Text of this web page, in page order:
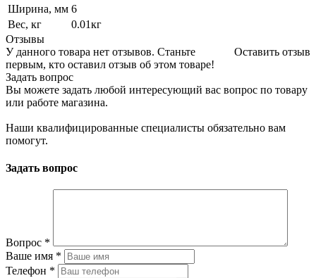
Ширина, мм 6
Вес, кг
0.01кг
Отзывы
Оставить отзыв
У данного товара нет отзывов. Станьте
первым, кто оставил отзыв об этом товаре!
Задать вопрос
Вы можете задать любой интересующий вас вопрос по товару
или работе магазина.
Наши квалифицированные специалисты обязательно вам
помогут.
Задать вопрос
Вопрос *
Ваше имя *
Телефон *